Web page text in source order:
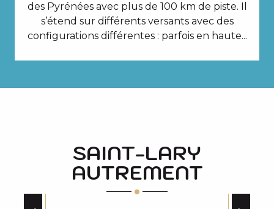
des Pyrénées avec plus de 100 km de piste. Il
s’étend sur différents versants avec des
configurations différentes : parfois en haute...
SAINT-LARY
AUTREMENT